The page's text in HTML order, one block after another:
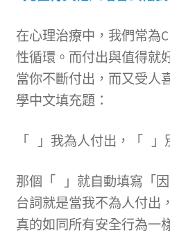
在心理治療中，我們常為
性循環。而付出與值得就
當你不斷付出，而又受人
學中文填充題：
「 」我為人付出，「 」
那個「 」就自動填寫「
台詞就是當我不為人付出
真的如同所有安全行為一